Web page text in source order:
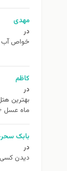
مهدی
در
خواص آب
کاظم
در
ماه عسل
بابک
در
دیدن کسی